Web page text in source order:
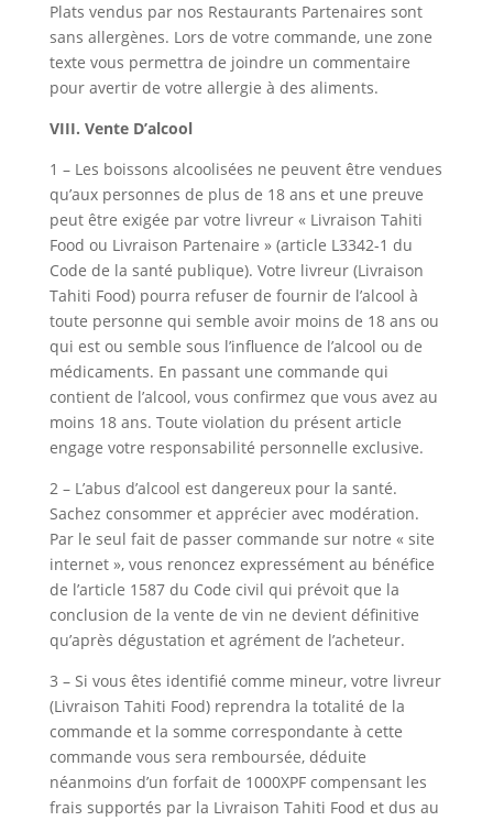
Plats vendus par nos Restaurants Partenaires sont
sans allergènes. Lors de votre commande, une zone
texte vous permettra de joindre un commentaire
pour avertir de votre allergie à des aliments.
VIII. Vente D’alcool
1 – Les boissons alcoolisées ne peuvent être vendues
qu’aux personnes de plus de 18 ans et une preuve
peut être exigée par votre livreur « Livraison Tahiti
Food ou Livraison Partenaire » (article L3342-1 du
Code de la santé publique). Votre livreur (Livraison
Tahiti Food) pourra refuser de fournir de l’alcool à
toute personne qui semble avoir moins de 18 ans ou
qui est ou semble sous l’influence de l’alcool ou de
médicaments. En passant une commande qui
contient de l’alcool, vous confirmez que vous avez au
moins 18 ans. Toute violation du présent article
engage votre responsabilité personnelle exclusive.
2 – L’abus d’alcool est dangereux pour la santé.
Sachez consommer et apprécier avec modération.
Par le seul fait de passer commande sur notre « site
internet », vous renoncez expressément au bénéfice
de l’article 1587 du Code civil qui prévoit que la
conclusion de la vente de vin ne devient définitive
qu’après dégustation et agrément de l’acheteur.
3 – Si vous êtes identifié comme mineur, votre livreur
(Livraison Tahiti Food) reprendra la totalité de la
commande et la somme correspondante à cette
commande vous sera remboursée, déduite
néanmoins d’un forfait de 1000XPF compensant les
frais supportés par la Livraison Tahiti Food et dus au